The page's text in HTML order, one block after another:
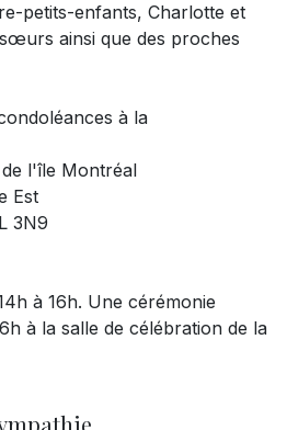
petits-enfants, Charlotte et
ainsi que des proches
à la
l'île Montréal
Est
3N9
à 16h. Une cérémonie
à la salle de célébration de la